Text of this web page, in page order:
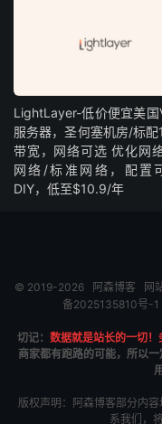
LightLayer-低价便宜美国
服务器，圣何塞机房/标配
带宽，网络可选 优化网
网络/标准网络，配置
DIY，低至$10.9/年
© 2019-2026 阿森博客 网
备2025135810号-1
切记： 数据就是站长的一切！
商家都有跑路的可能，所以
版权声明：阿森博客部分内
系我们，